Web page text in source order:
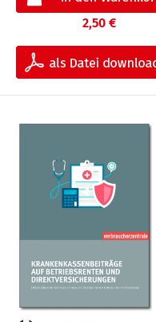
2,50 €